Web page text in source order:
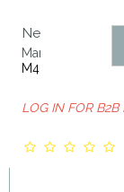
Neglelak - Nr.
Marie Christine
M42616
LOG IN FOR B2B